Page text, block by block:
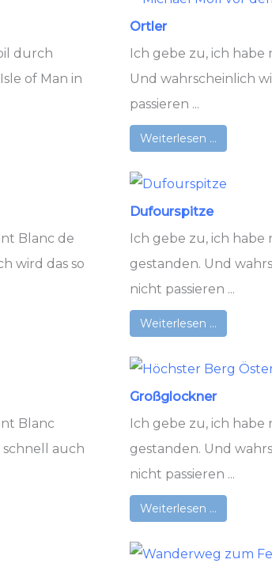
durch
of Man in
Ortler
Ich gebe zu, ich
Und wahrscheinlich
passieren ...
Weiterlesen …
Blanc de
wird das so
Dufourspitze
Ich gebe zu, ich
gestanden. Und
nicht passieren ...
Weiterlesen …
Blanc
schnell auch
Großglockner
Ich gebe zu, ich
gestanden. Und
nicht passieren ...
Weiterlesen …